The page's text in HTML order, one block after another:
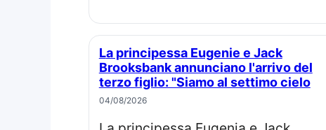
La principessa Eugenie e Jack
Brooksbank annunciano l'arrivo del
terzo figlio: "Siamo al settimo cielo
04/08/2026